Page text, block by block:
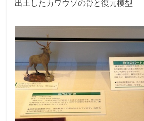
出土したカワウソの骨と復元模型